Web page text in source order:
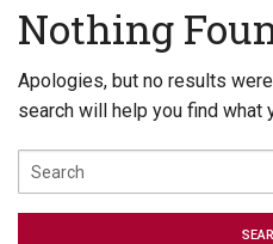
Nothing
Apologies, but no results
search will help you find what